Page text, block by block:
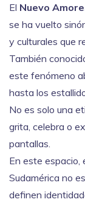
El Nuevo
se ha vuelto
y culturales que
También
este fenómeno
hasta los
No es solo una
grita, celebra o
pantallas.
En este espacio,
Sudamérica no
definen